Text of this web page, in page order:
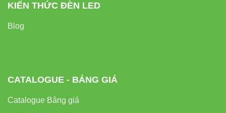
KIẾN THỨC ĐÈN LED
Blog
CATALOGUE - BẢNG GIÁ
Catalogue Bảng giá